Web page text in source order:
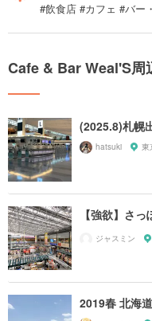
#飲食店 #カフェ #バー
Cafe & Bar Weal'S周
(2025.8)札幌
hatsuki 東
【強欲】さ
ジャスミン
2019春 北海